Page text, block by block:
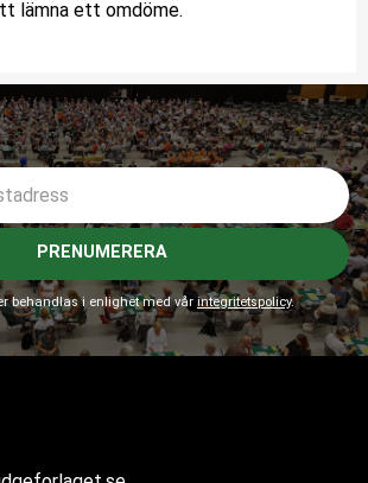
lämna ett omdöme.
PRENUMERERA
behandlas i enlighet med vår integritetspolicy.